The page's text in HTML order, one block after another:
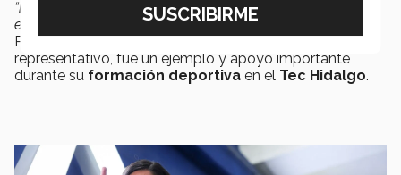
“El Tec fue mi trampolínque me preparó durante la
etapa más importante de mi vida”,enfatizó Sheila.
Para Sheila,Liliana Godoy,su compañera en el
representativo, fue un ejemplo y apoyo importante
durante su formación deportiva en el Tec Hidalgo.